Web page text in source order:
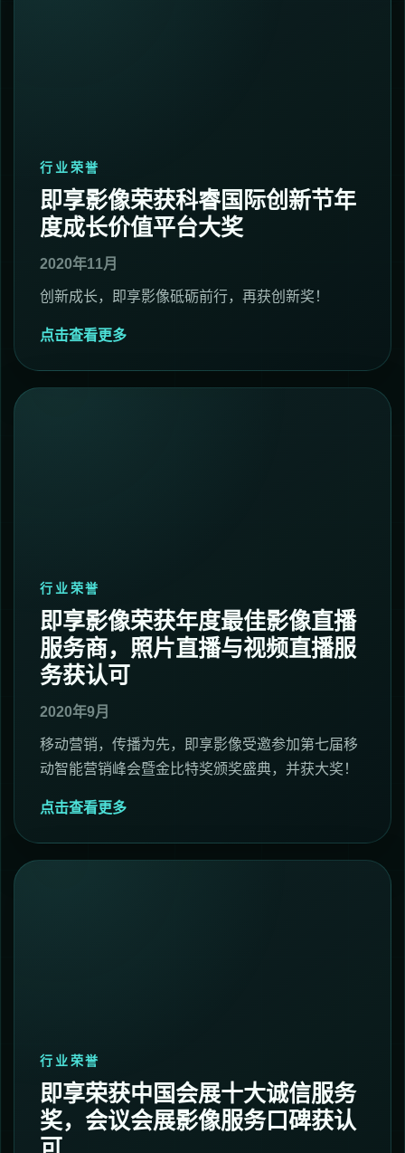
行业荣誉
即享影像荣获科睿国际创新节年
度成长价值平台大奖
2020年11月
创新成长，即享影像砥砺前行，再获创新奖！
点击查看更多
行业荣誉
即享影像荣获年度最佳影像直播
服务商，照片直播与视频直播服
务获认可
2020年9月
移动营销，传播为先，即享影像受邀参加第七届移
动智能营销峰会暨金比特奖颁奖盛典，并获大奖！
点击查看更多
行业荣誉
即享荣获中国会展十大诚信服务
奖，会议会展影像服务口碑获认
可